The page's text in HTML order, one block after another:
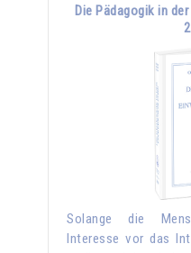
Die Pädagogik in
Solange die
Interesse vor das